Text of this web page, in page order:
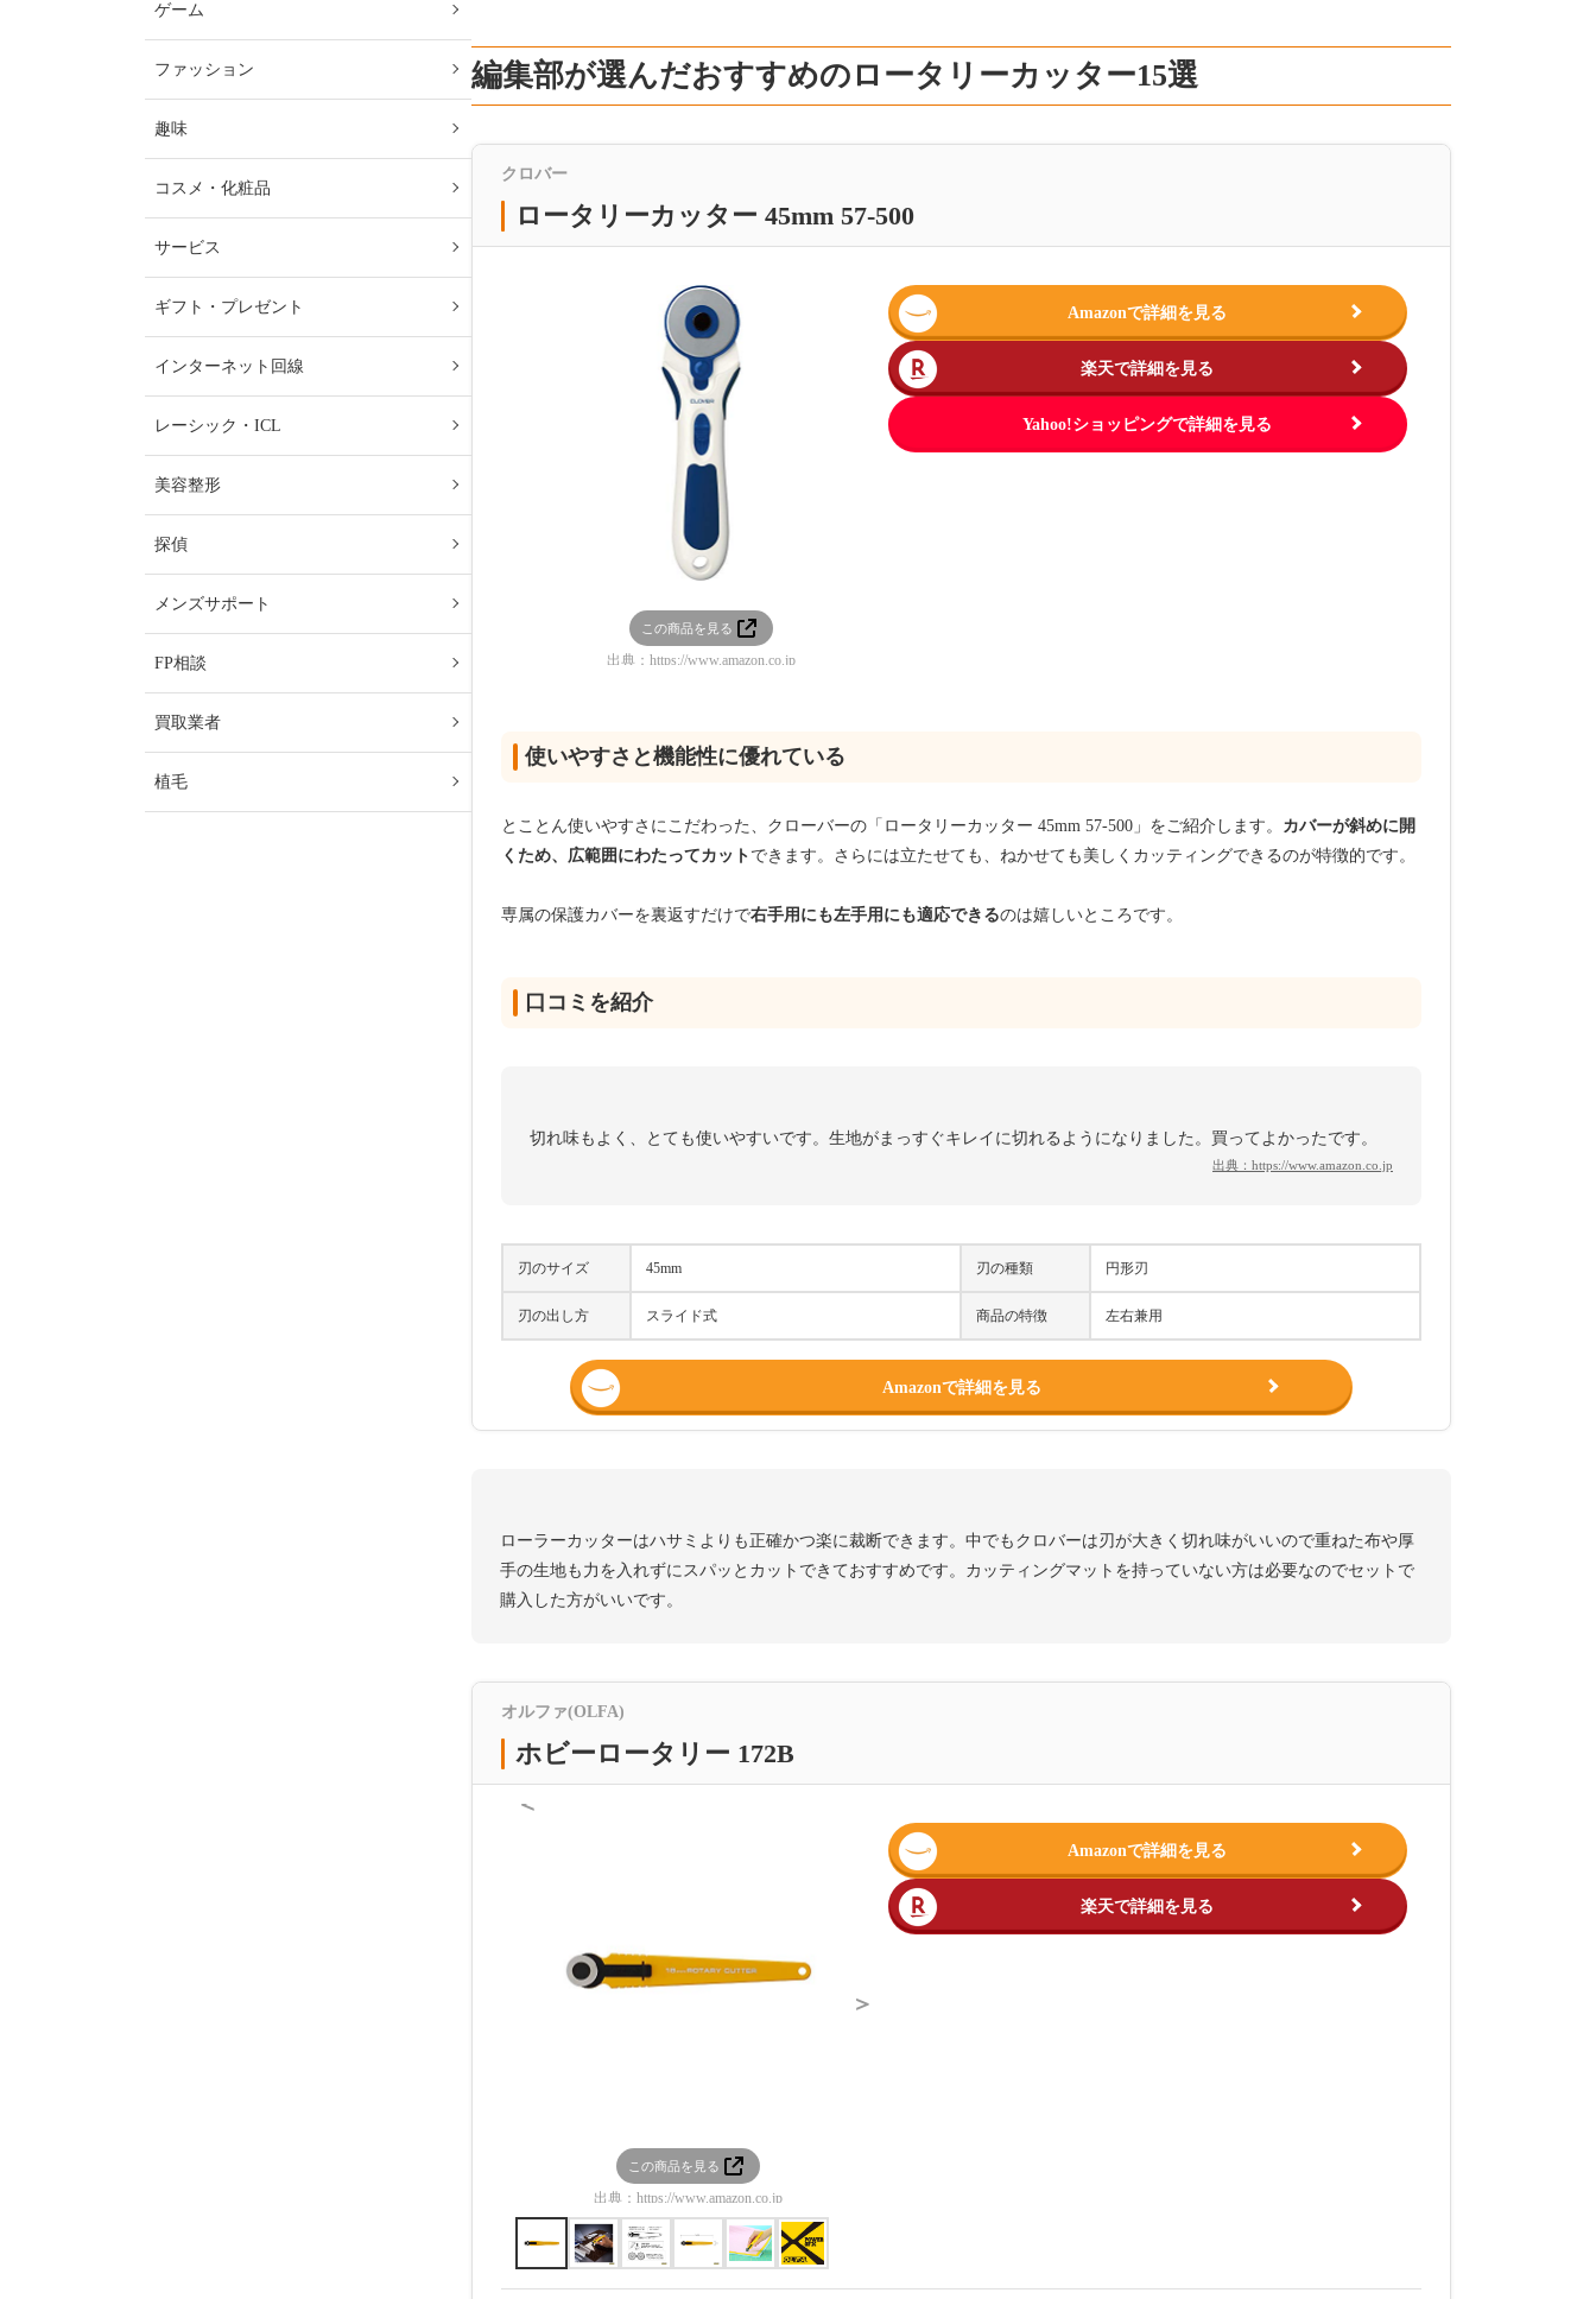
編集部が選んだおすすめのロータリーカッター15選
クロバー
ロータリーカッター 45mm 57-500
この商品を見る
出典：https://www.amazon.co.jp
Amazonで詳細を見る
楽天で詳細を見る
Yahoo!ショッピングで詳細を見る
使いやすさと機能性に優れている
とことん使いやすさにこだわった、クローバーの「ロータリーカッター 45mm 57-500」をご紹介します。 カバーが斜めに開
くため、広範囲にわたってカット できます。さらには立たせても、ねかせても美しくカッティングできるのが特徴的です。
専属の保護カバーを裏返すだけで右手用にも左手用にも適応できるのは嬉しいところです。
口コミを紹介
切れ味もよく、とても使いやすいです。生地がまっすぐキレイに切れるようになりました。買ってよかったです。
出典： https://www.amazon.co.jp
刃のサイズ 45mm 刃の種類 円形刃
刃の出し方 スライド式 商品の特徴 左右兼用
Amazonで詳細を見る
ローラーカッターはハサミよりも正確かつ楽に裁断できます。中でもクロバーは刃が大きく切れ味がいいので重ねた布や厚
手の生地も力を入れずにスパッとカットできておすすめです。カッティングマットを持っていない方は必要なのでセットで
購入した方がいいです。
オルファ(OLFA)
ホビーロータリー 172B
＜
この商品を見る
出典： https://www.amazon.co.jp
＞
Amazonで詳細を見る
楽天で詳細を見る
ゲーム
ファッション
趣味
コスメ・化粧品
サービス
ギフト・プレゼント
インターネット回線
レーシック・ICL
美容整形
探偵
メンズサポート
FP相談
買取業者
植毛